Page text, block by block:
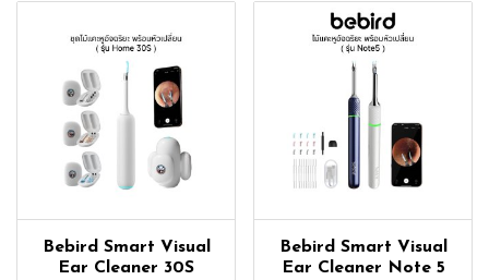
Bebird Smart Visual
Ear Cleaner 30S
Bebird Smart Visual
Ear Cleaner Note 5